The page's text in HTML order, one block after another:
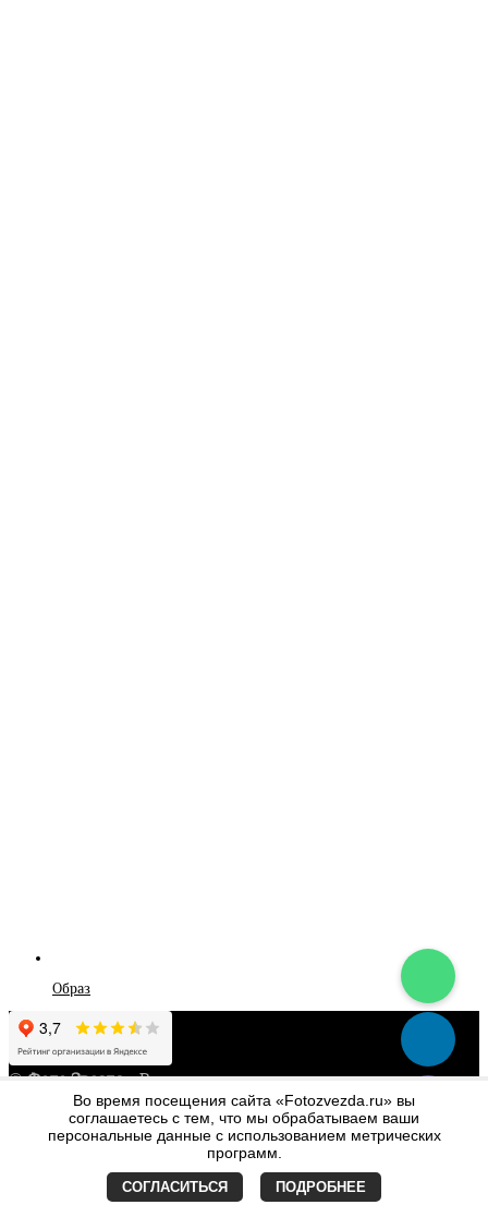
Образ
©Фото Звезда- Все права защищены
Политика конфиденциальности
Контакты
Во время посещения сайта «Fotozvezda.ru» вы
соглашаетесь с тем, что мы обрабатываем ваши
персональные данные с использованием метрических
программ.
СОГЛАСИТЬСЯ ПОДРОБНЕЕ